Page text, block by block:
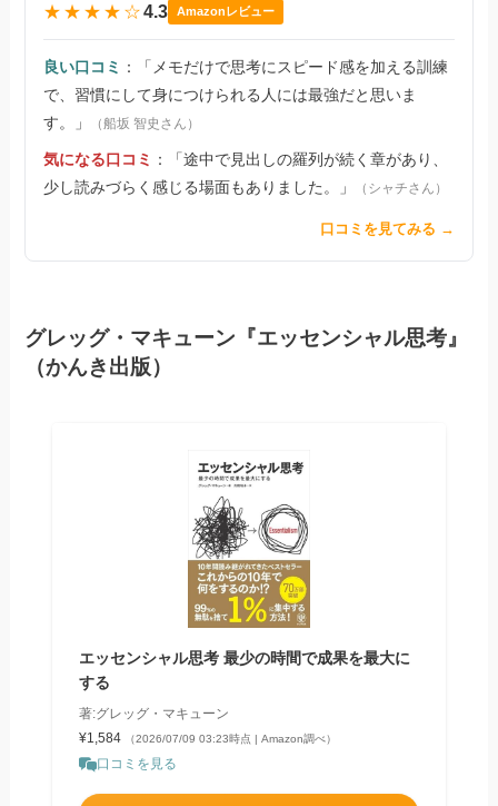
★★★★☆4.3 Amazonレビュー
良い口コミ
：「メモだけで思考にスピード感を加える訓練
で、習慣にして身につけられる人には最強だと思いま
す。」
（船坂 智史さん）
気になる口コミ
：「途中で見出しの羅列が続く章があり、
少し読みづらく感じる場面もありました。」
（シャチさん）
口コミを見てみる →
グレッグ・マキューン『エッセンシャル思考』
（かんき出版）
エッセンシャル思考 最少の時間で成果を最大に
する
著:グレッグ・マキューン
¥1,584
（2026/07/09 03:23時点 | Amazon調べ）
口コミを見る